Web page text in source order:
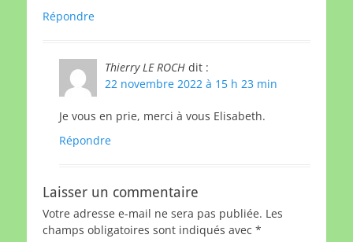
Répondre
Thierry LE ROCH dit :
22 novembre 2022 à 15 h 23 min
Je vous en prie, merci à vous Elisabeth.
Répondre
Laisser un commentaire
Votre adresse e-mail ne sera pas publiée. Les
champs obligatoires sont indiqués avec *